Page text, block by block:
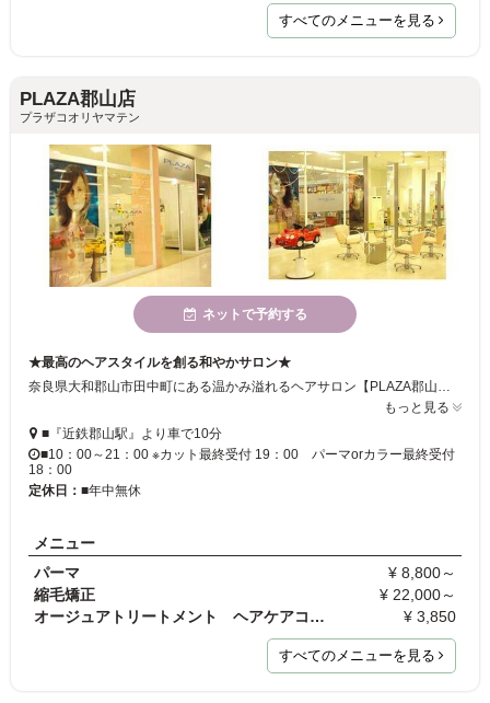
すべてのメニューを見る
PLAZA郡山店
プラザコオリヤマテン
ネットで予約する
★最高のヘアスタイルを創る和やかサロン★
もっと見る
■『近鉄郡山駅』より車で10分
■10：00～21：00 ※カット最終受付 19：00 パーマorカラー最終受付
18：00
定休日： ■年中無休
メニュー
パーマ
¥ 8,800～
縮毛矯正
¥ 22,000～
オージュアトリートメント ヘアケアコース
¥ 3,850
すべてのメニューを見る